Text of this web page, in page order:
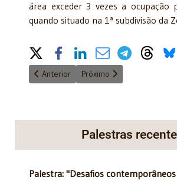
área exceder 3 vezes a ocupação
quando situado na 1ª subdivisão da
Share on Social
Artigo anterior: Impedimentos e
Anterior Próximo artigo: Estado
Próximo
Palestras
Palestra: "Desafios